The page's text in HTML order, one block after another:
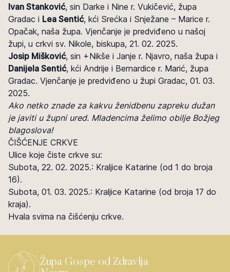
Ivan Stanković, sin Darke i Nine r. Vukičević, župa
Gradac i Lea Sentić, kći Srećka i Snježane – Marice r.
Opačak, naša župa. Vjenčanje je predviđeno u našoj
župi, u crkvi sv. Nikole, biskupa, 21. 02. 2025.
Josip Mišković, sin +Nikše i Janje r. Njavro, naša župa i
Danijela Sentić, kći Andrije i Bernardice r. Marić, župa
Gradac. Vjenčanje je predviđeno u župi Gradac, 01. 03.
2025.
Ako netko znade za kakvu ženidbenu zapreku dužan
je javiti u župni ured. Mladencima želimo obilje Božjeg
blagoslova!
ČIŠĆENJE CRKVE
Ulice koje čiste crkve su:
Subota, 22. 02. 2025.: Kraljice Katarine (od 1 do broja
16).
Subota, 01. 03. 2025.: Kraljice Katarine (od broja 17 do
kraja).
Hvala svima na čišćenju crkve.
Župa Gospe od Zdravlja